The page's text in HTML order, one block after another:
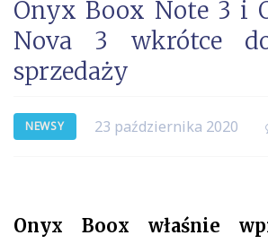
Onyx Boox Note 3 i
Nova 3 wkrótce
sprzedaży
NEWSY 23 października 2020
Onyx Boox właśnie